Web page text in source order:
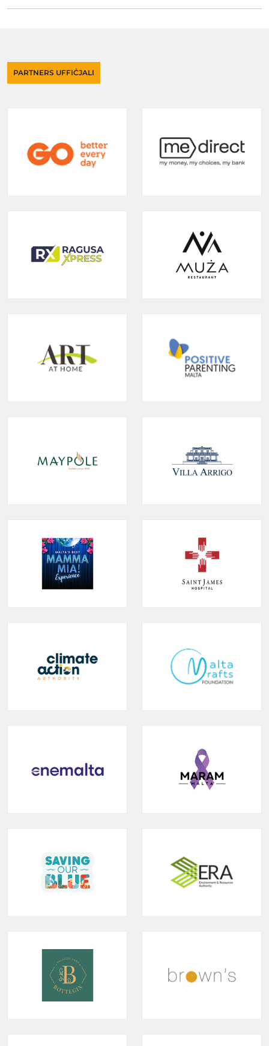
PARTNERS UFFIĊJALI